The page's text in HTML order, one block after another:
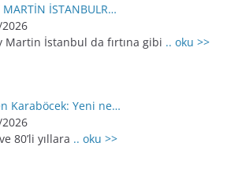
MARTİN İSTANBULR…
Martin İstanbul da fırtına gibi .. oku >>
Karaböcek: Yeni ne…
80’li yıllara .. oku >>